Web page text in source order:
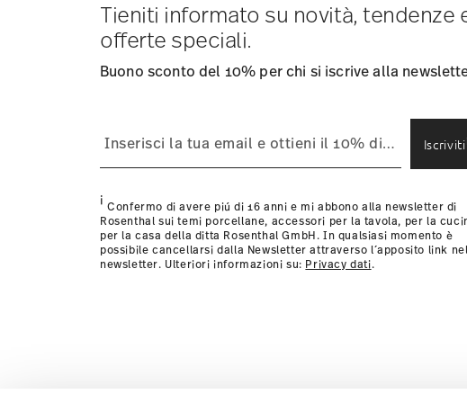
consegna per altri paesiqui.
Fornitore del servizio di spedizione: Spediamo con UPS
Tracciabilità Riceverete un codice di tracciamento via e-mail non
Resi:Per i resi, si prega di utilizzare il nostroservizio resi.
Tieniti informato su novità, tendenze
offerte speciali.
Buono sconto del 10% per chi si iscrive alla
Iscrivitii
i Confermo di avere piú di 16 anni e mi abbono alla newsletter di
Rosenthal sui temi porcellane, accessori per la tavola, per la
per la casa della ditta Rosenthal GmbH. In qualsiasi momento è
possibile cancellarsi dalla Newsletter attraverso l´apposito link
newsletter. Ulteriori informazioni su: Privacy dati.